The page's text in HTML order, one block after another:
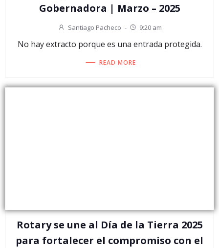
Gobernadora | Marzo – 2025
Santiago Pacheco - 9:20 am
No hay extracto porque es una entrada protegida.
READ MORE
Rotary se une al Día de la Tierra 2025
para fortalecer el compromiso con el